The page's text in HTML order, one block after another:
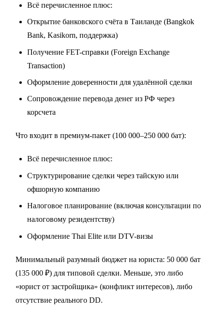
Всё перечисленное плюс:
Открытие банковского счёта в Таиланде (Bangkok
Bank, Kasikorn, поддержка)
Получение FET-справки (Foreign Exchange
Transaction)
Оформление доверенности для удалённой сделки
Сопровождение перевода денег из РФ через
корсчета
Что входит в премиум-пакет (100 000–250 000 бат):
Всё перечисленное плюс:
Структурирование сделки через тайскую или
офшорную компанию
Налоговое планирование (включая консультации по
налоговому резидентству)
Оформление Thai Elite или DTV-визы
Минимальный разумный бюджет на юриста: 50 000 бат
(135 000 ₽) для типовой сделки. Меньше, это либо
«юрист от застройщика» (конфликт интересов), либо
отсутствие реального DD.